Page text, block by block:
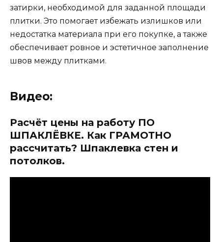
затирки, необходимой для заданной площади
плитки. Это помогает избежать излишков или
недостатка материала при его покупке, а также
обеспечивает ровное и эстетичное заполнение
швов между плитками.
Видео:
Расчёт цены на работу ПО
ШПАКЛЁВКЕ. Как ГРАМОТНО
рассчитать? Шпаклевка стен и
потолков.